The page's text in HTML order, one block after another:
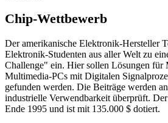
Chip-Wettbewerb
Der amerikanische Elektronik-Hersteller
Elektronik-Studenten aus aller Welt zu
Challenge" ein. Hier sollen Lösungen für
Multimedia-PCs mit Digitalen
gefunden werden. Die Beiträge werden
industrielle Verwendbarkeit überprüft.
Ende 1995 und ist mit 135.000 $ dotiert.